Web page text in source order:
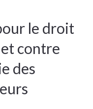
le droit
contre
des